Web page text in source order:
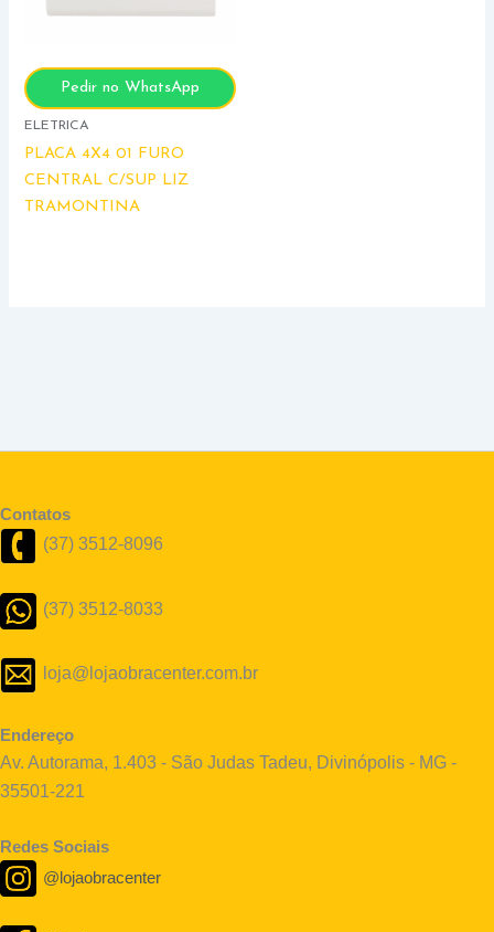
Pedir no WhatsApp
ELETRICA
PLACA 4X4 01 FURO
CENTRAL C/SUP LIZ
TRAMONTINA
Contatos
(37) 3512-8096
(37) 3512-8033
loja@lojaobracenter.com.br
Endereço
Av. Autorama, 1.403 - São Judas Tadeu, Divinópolis - MG -
35501-221
Redes Sociais
@lojaobracenter